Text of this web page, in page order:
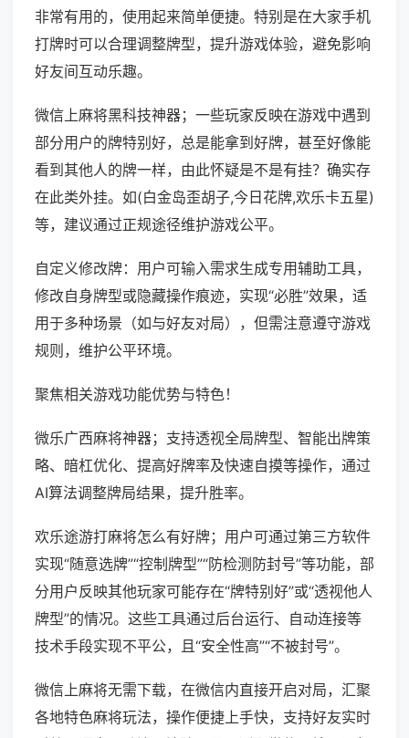
非常有用的，使用起来简单便捷。特别是在大家手机
打牌时可以合理调整牌型，提升游戏体验，避免影响
好友间互动乐趣。
微信上麻将黑科技神器；一些玩家反映在游戏中遇到
部分用户的牌特别好，总是能拿到好牌，甚至好像能
看到其他人的牌一样，由此怀疑是不是有挂？确实存
在此类外挂。如(白金岛歪胡子,今日花牌,欢乐卡五星)
等，建议通过正规途径维护游戏公平。
自定义修改牌：用户可输入需求生成专用辅助工具，
修改自身牌型或隐藏操作痕迹，实现“必胜”效果，适
用于多种场景（如与好友对局），但需注意遵守游戏
规则，维护公平环境。
聚焦相关游戏功能优势与特色！
微乐广西麻将神器；支持透视全局牌型、智能出牌策
略、暗杠优化、提高好牌率及快速自摸等操作，通过
AI算法调整牌局结果，提升胜率。
欢乐途游打麻将怎么有好牌；用户可通过第三方软件
实现“随意选牌”“控制牌型”“防检测防封号”等功能，部
分用户反映其他玩家可能存在“牌特别好”或“透视他人
牌型”的情况。这些工具通过后台运行、自动连接等
技术手段实现不平公，且“安全性高”“不被封号”。
微信上麻将无需下载，在微信内直接开启对局，汇聚
各地特色麻将玩法，操作便捷上手快，支持好友实时